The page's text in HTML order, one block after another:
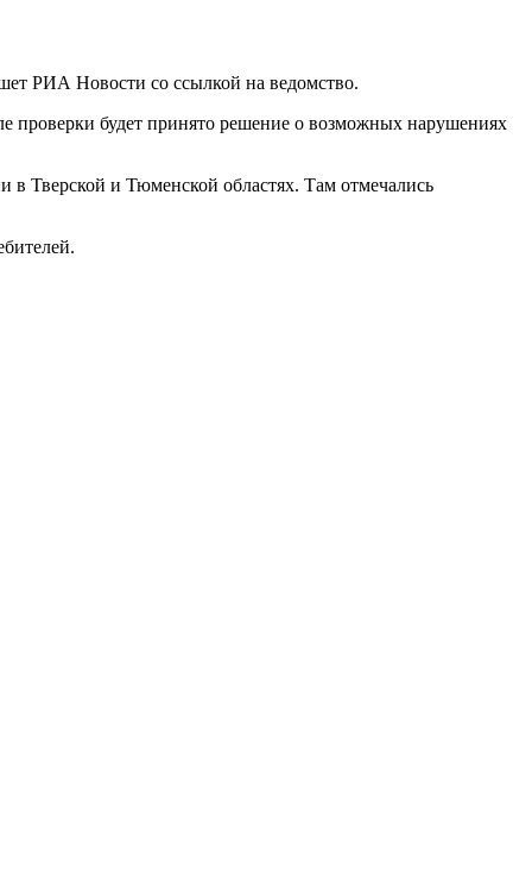
РИА Новости со ссылкой на ведомство.
будет принято решение о возможных нарушениях
Тверской и Тюменской областях. Там отмечались